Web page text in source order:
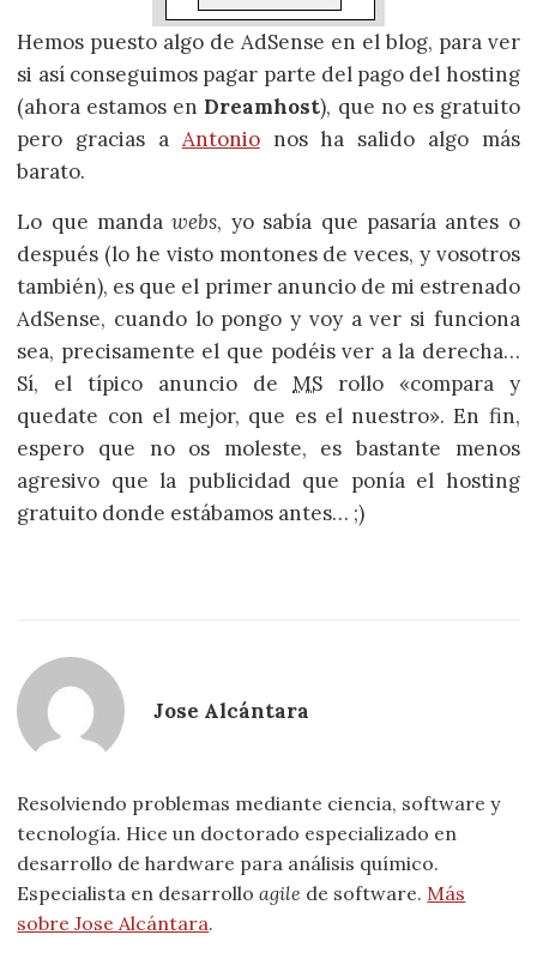
Hemos puesto algo de AdSense en el blog, para ver
si así conseguimos pagar parte del pago del hosting
(ahora estamos en Dreamhost), que no es gratuito
pero gracias a Antonionos ha salido algo más
barato.
Lo que mandawebs, yo sabía que pasaría antes o
después (lo he visto montones de veces, y vosotros
también), es que el primer anuncio de mi estrenado
AdSense, cuando lo pongo y voy a ver si funciona
sea, precisamente el que podéis ver a la derecha…
Sí, el típico anuncio deMS rollo «compara y
quedate con el mejor, que es el nuestro». En fin,
espero que no os moleste, es bastante menos
agresivo que la publicidad que ponía el hosting
gratuito donde estábamos antes… ;)
Jose Alcántara
Resolviendo problemas mediante ciencia, software y
tecnología. Hice un doctorado especializado en
desarrollo de hardware para análisis químico.
Especialista en desarrolloagile de software. Más
sobre Jose Alcántara.